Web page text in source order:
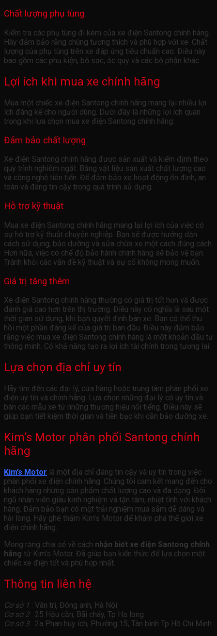
Chất lượng phụ tùng
Kiểm tra các phụ tùng đi kèm của xe điện Santong chính hãng.
Hãy đảm bảo rằng chúng tương thích và phù hợp với xe. Chất
lượng của phụ tùng trên xe đáp ứng tiêu chuẩn cao. Điều này
bao gồm các phụ kiện, bộ sạc, ắc quy và các bộ phận khác.
Lợi ích khi mua xe chính hãng
Mua một chiếc xe điện Santong chính hãng mang lại nhiều lợi
ích đáng kể cho người dùng. Dưới đây là những lợi ích quan
trọng khi lựa chọn mua xe điện Santong chính hãng:
Đảm bảo chất lượng
Xe điện Santong chính hãng được sản xuất và kiểm định theo
quy trình nghiêm ngặt. Bằng vật liệu sản xuất chất lượng cao
và công nghệ tiên tiến. Để đảm bảo xe hoạt động ổn định, an
toàn và đáng tin cậy trong quá trình sử dụng.
Hỗ trợ kỹ thuật
Mua xe điện Santong chính hãng mang lại lợi ích của việc có
sự hỗ trợ kỹ thuật chuyên nghiệp. Bạn sẽ được hướng dẫn
cách sử dụng, bảo dưỡng và sửa chữa xe một cách đúng cách.
Hơn nữa, việc có chế độ bảo hành chính hãng sẽ bảo vệ bạn.
Tránh khỏi các vấn đề kỹ thuật và sự cố không mong muốn.
Giá trị tăng thêm
Xe điện Santong chính hãng thường có giá trị tốt hơn và được
đánh giá cao hơn trên thị trường. Điều này có nghĩa là sau một
thời gian sử dụng, khi bạn quyết định bán xe. Bạn có thể thu
hồi một phần đáng kể của giá trị ban đầu. Điều này đảm bảo
rằng việc mua xe điện Santong chính hãng là một khoản đầu tư
thông minh. Có khả năng tạo ra lợi ích tài chính trong tương lai.
Lựa chọn địa chỉ uy tín
Hãy tìm đến các đại lý, cửa hàng hoặc trung tâm phân phối xe
điện uy tín và chính hãng. Lựa chọn những đại lý có uy tín và
bán các mẫu xe từ những thương hiệu nổi tiếng. Điều này sẽ
giúp bạn tiết kiệm thời gian và tiền bạc khi cần bảo dưỡng xe.
Kim’s Motor phân phối Santong chính
hãng
Kim’s Motor là một địa chỉ đáng tin cậy và uy tín trong việc
phân phối xe điện chính hãng. Chúng tôi cam kết mang đến cho
khách hàng những sản phẩm chất lượng cao và đa dạng. Đội
ngũ nhân viên giàu kinh nghiệm và tận tâm, nhiệt tình với khách
hàng. Đảm bảo bạn có một trải nghiệm mua sắm dễ dàng và
hài lòng. Hãy ghé thăm Kim’s Motor để khám phá thế giới xe
điện chính hãng.
Mong rằng chia sẻ về cách nhận biết xe điện Santong chính
hãng từ Kim’s Motor. Đã giúp bạn kiến thức để lựa chọn một
chiếc xe điện tốt và phù hợp nhất.
Thông tin liên hệ
Cơ sở 1 : Vân trì, Đông anh, Hà Nội
Cơ sở 2: 25 Hậu cần, Bãi cháy, Tp Hạ long
Cơ sở 3: 2a Phan huy ích, Phường 15, Tân bình Tp Hồ Chí Minh